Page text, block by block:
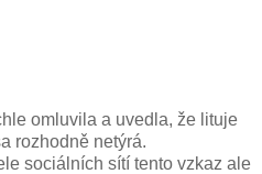
omluvila a uvedla, že lituje
rozhodně netýrá.
sociálních sítí tento vzkaz ale